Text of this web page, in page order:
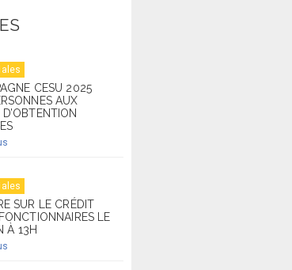
CESU 2025
AUX
SUR LE CRÉDIT
LE
À 13H